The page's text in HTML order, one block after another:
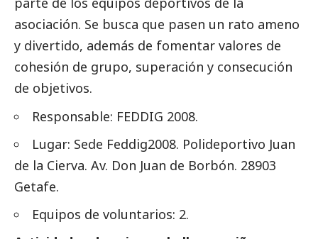
asociación. Se busca que pasen un rato ameno
y divertido, además de fomentar valores de
cohesión de grupo, superación y consecución
de objetivos.
Responsable: FEDDIG 2008.
Lugar: Sede Feddig2008. Polideportivo Juan
de la Cierva. Av. Don Juan de Borbón. 28903
Getafe.
Equipos de voluntarios: 2.